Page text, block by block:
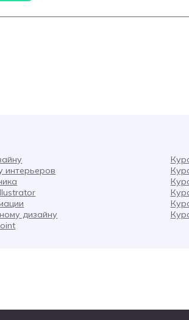
треки с помощью искусственного
интерьеров
дизайну